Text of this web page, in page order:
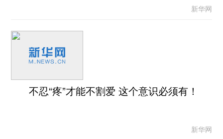
新华网
不忍“疼”才能不割爱 这个意识必须有！
新华网